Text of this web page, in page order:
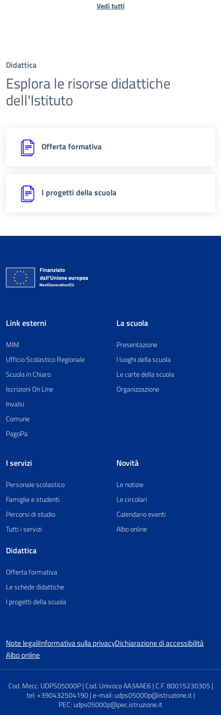
Vedi tutti
Didattica
Esplora le risorse didattiche
dell'Istituto
Offerta formativa
I progetti della scuola
Link esterni
MIM
Ufficio Scolastico Regionale
Scuola in Chiaro
Iscrizioni On Line
Invalsi
Comune
PagoPa
La scuola
Presentazione
I luoghi della scuola
Le carte della scuola
Organizzazione
I servizi
Personale scolastico
Famiglie e studenti
Percorsi di studio
Tutti i servizi
Didattica
Offerta formativa
Le schede didattiche
I progetti della scuola
Novità
Le notizie
Le circolari
Calendario eventi
Albo online
Note legaliInformativa sulla privacyDichiarazione di accessibilità
Albo online
Cod. Mecc. UDPS05000P | Cod. Univoco AA3AAE6 | C.F. 80015230305 |
tel: +390432504190 | e-mail: udps05000p@istruzione.it |
PEC: udps05000p@pec.istruzione.it